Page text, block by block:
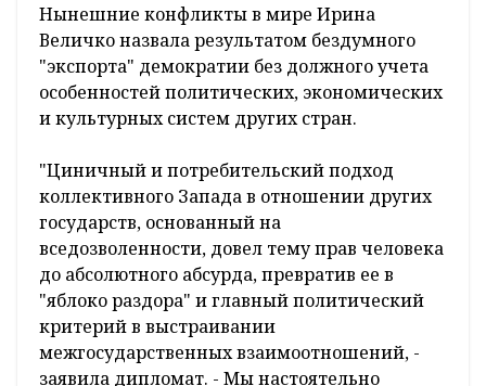
Нынешние конфликты в мире Ирина
Величко назвала результатом бездумного
"экспорта" демократии без должного учета
особенностей политических, экономических
и культурных систем других стран.
"Циничный и потребительский подход
коллективного Запада в отношении других
государств, основанный на
вседозволенности, довел тему прав человека
до абсолютного абсурда, превратив ее в
"яблоко раздора" и главный политический
критерий в выстраивании
межгосударственных взаимоотношений, -
заявила дипломат. - Мы настоятельно